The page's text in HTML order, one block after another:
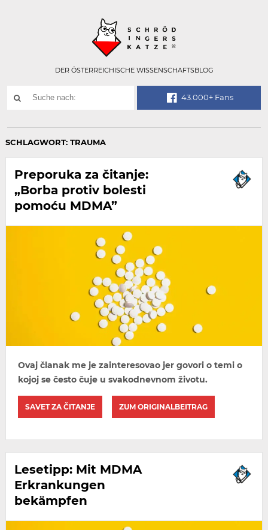
DER ÖSTERREICHISCHE WISSENSCHAFTSBLOG
SUCHE
43.000+ Fans
SCHLAGWORT: TRAUMA
Preporuka za čitanje:
„Borba protiv bolesti
pomoću MDMA”
Ovaj članak me je zainteresovao jer govori o temi o
kojoj se često čuje u svakodnevnom životu.
SAVET ZA ČITANJE ZUM ORIGINALBEITRAG
Lesetipp: Mit MDMA
Erkrankungen
bekämpfen